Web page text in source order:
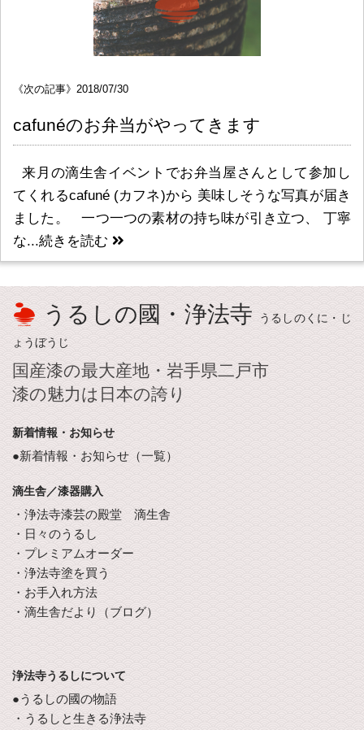
《次の記事》2018/07/30
cafunéのお弁当がやってきます
来月の滴生舎イベントでお弁当屋さんとして参加し
てくれるcafuné (カフネ)から 美味しそうな写真が届き
ました。 一つ一つの素材の持ち味が引き立つ、 丁寧
な...続きを読む
うるしの國・浄法寺
うるしのくに・じ
ょうぼうじ
国産漆の最大産地・岩手県二戸市
漆の魅力は日本の誇り
新着情報・お知らせ
●新着情報・お知らせ（一覧）
滴生舎／漆器購入
・浄法寺漆芸の殿堂 滴生舎
・日々のうるし
・プレミアムオーダー
・浄法寺塗を買う
・お手入れ方法
・滴生舎だより（ブログ）
浄法寺うるしについて
●うるしの國の物語
・うるしと生きる浄法寺